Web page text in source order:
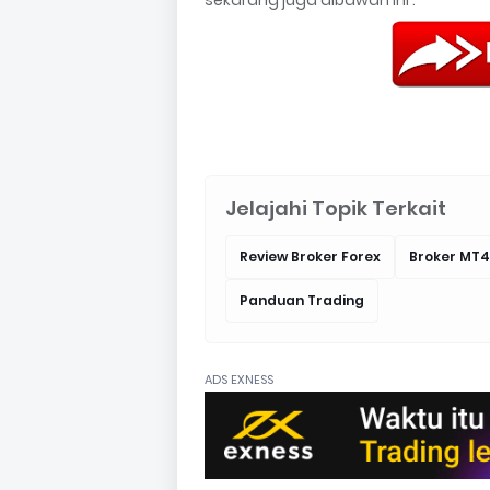
Jelajahi Topik Terkait
Review Broker Forex Broker MT4
Panduan Trading
ADS EXNESS